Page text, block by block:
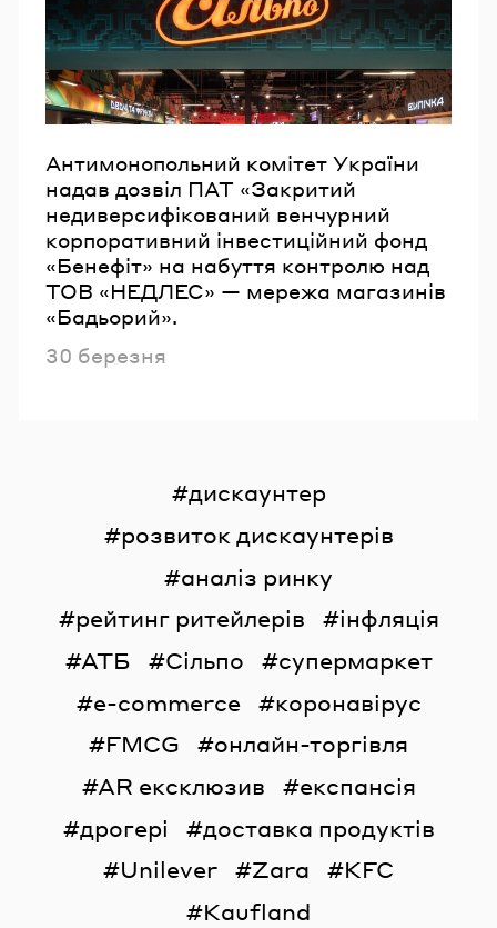
Антимонопольний комітет України
надав дозвіл ПАТ «Закритий
недиверсифікований венчурний
корпоративний інвестиційний фонд
«Бенефіт» на набуття контролю над
ТОВ «НЕДЛЕС» — мережа магазинів
«Бадьорий».
Опубліковано
30 березня
дискаунтер
розвиток дискаунтерів
аналіз ринку
рейтинг ритейлерів
інфляція
АТБ
Сільпо
супермаркет
e-commerce
коронавірус
FMCG
онлайн-торгівля
AR ексклюзив
експансія
дрогері
доставка продуктів
Unilever
Zara
KFC
Kaufland